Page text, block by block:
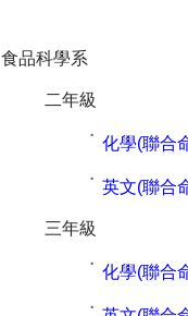
食品科學系
二年級
˙ 化學(聯合
˙ 英文(聯合
三年級
˙ 化學(聯合